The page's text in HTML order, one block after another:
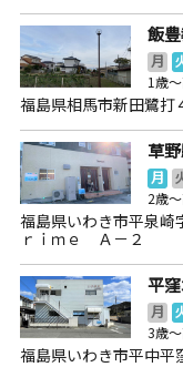
飯
月
1歳
福島県相馬市新田鷺打
草
月
2歳
福島県いわき市平泉
ｒｉｍｅ Ａ－２
平
月
3歳
福島県いわき市平中平